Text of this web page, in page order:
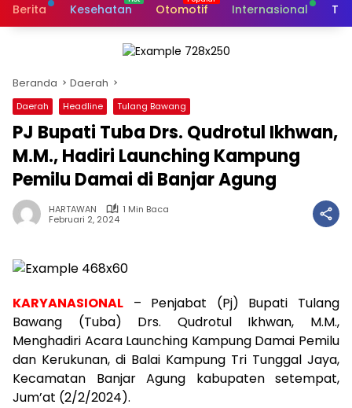
Berita Kesehatan Otomotif Internasional
Beranda Daerah
Daerah Headline Tulang Bawang
PJ Bupati Tuba Drs. Qudrotul Ikhwan,
M.M., Hadiri Launching Kampung
Pemilu Damai di Banjar Agung
HARTAWAN
1 Min Baca
Februari 2, 2024
KARYANASIONAL – Penjabat (Pj) Bupati Tulang
Bawang (Tuba) Drs. Qudrotul Ikhwan, M.M.,
Menghadiri Acara Launching Kampung Damai Pemilu
dan Kerukunan, di Balai Kampung Tri Tunggal Jaya,
Kecamatan Banjar Agung kabupaten setempat,
Jum’at (2/2/2024).